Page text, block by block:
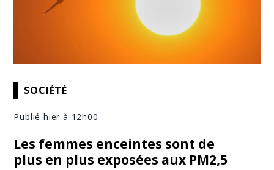
SOCIÉTÉ
Publié hier à 12h00
Les femmes enceintes sont de
plus en plus exposées aux PM2,5